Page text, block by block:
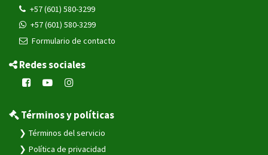
+57 (601) 580-3299
+57 (601) 580-3299
Formulario de contacto
Redes sociales
Términos y políticas
Términos del servicio
Política de privacidad